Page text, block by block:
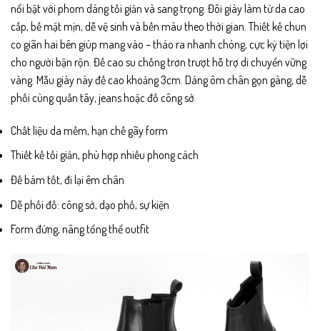
nổi bật với phom dáng tối giản và sang trọng. Đôi giày làm từ da cao
cấp, bề mặt mịn, dễ vệ sinh và bền màu theo thời gian. Thiết kế chun
co giãn hai bên giúp mang vào – tháo ra nhanh chóng, cực kỳ tiện lợi
cho người bận rộn. Đế cao su chống trơn trượt hỗ trợ di chuyển vững
vàng. Mẫu giày này đế cao khoảng 3cm. Dáng ôm chân gọn gàng, dễ
phối cùng quần tây, jeans hoặc đồ công sở.
Chất liệu da mềm, hạn chế gãy form
Thiết kế tối giản, phù hợp nhiều phong cách
Đế bám tốt, đi lại êm chân
Dễ phối đồ: công sở, dạo phố, sự kiện
Form đứng, nâng tổng thể outfit